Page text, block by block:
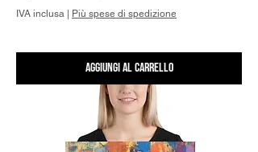
IVA inclusa Più spese di spedizione
Aggiungi al carrello